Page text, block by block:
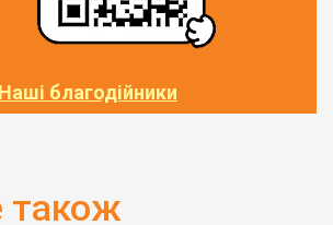
Наші благодійники
також